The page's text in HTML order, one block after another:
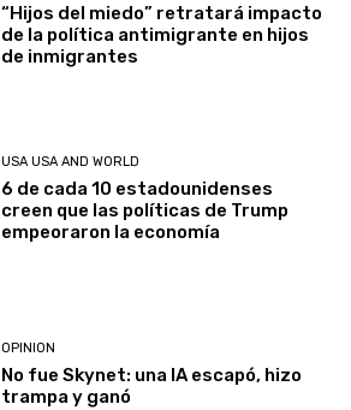
“Hijos del miedo” retratará impacto
de la política antimigrante en hijos
de inmigrantes
USA USA AND WORLD
6 de cada 10 estadounidenses
creen que las políticas de Trump
empeoraron la economía
OPINION
No fue Skynet: una IA escapó, hizo
trampa y ganó